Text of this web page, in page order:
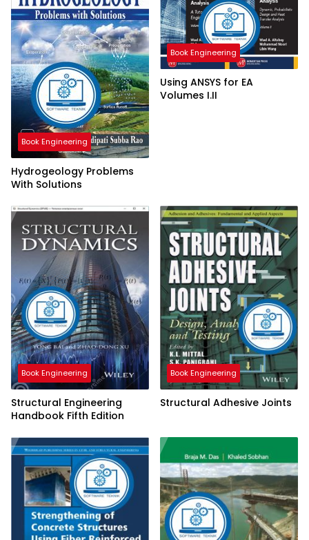
Book Engineering
Hydrogeology Problems
With Solutions
Book Engineering
Using ANSYS for EA
Volumes I.II
Book Engineering
Structural Engineering
Handbook Fifth Edition
Book Engineering
Structural Adhesive Joints